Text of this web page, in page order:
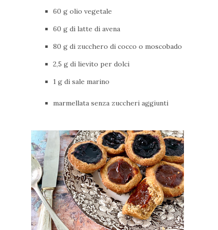
60 g olio vegetale
60 g di latte di avena
80 g di zucchero di cocco o moscobado
2,5 g di lievito per dolci
1 g di sale marino
marmellata senza zuccheri aggiunti